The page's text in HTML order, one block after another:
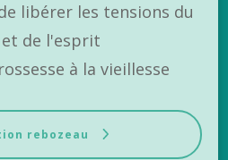
libérer les tensions du
de l'esprit
à la vieillesse
rebozeau